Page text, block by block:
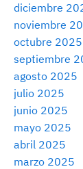
diciembre
noviembre
octubre 2025
septiembre
agosto 2025
julio 2025
junio 2025
mayo 2025
abril 2025
marzo 2025